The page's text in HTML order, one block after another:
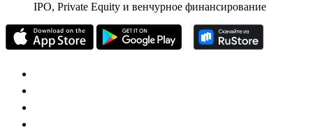
IPO, Private Equity и венчурное финансирование